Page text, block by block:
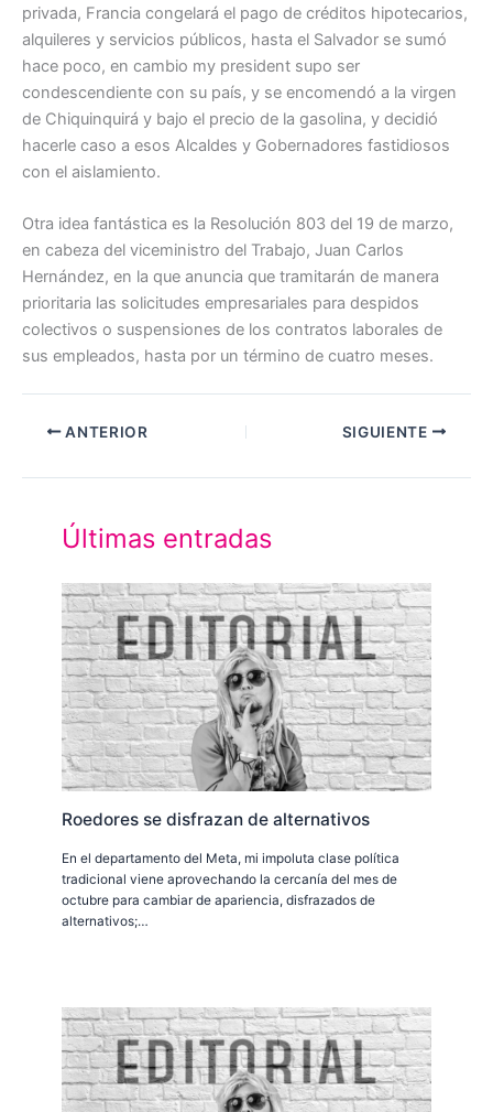
privada, Francia congelará el pago de créditos hipotecarios,
alquileres y servicios públicos, hasta el Salvador se sumó
hace poco, en cambio my president supo ser
condescendiente con su país, y se encomendó a la virgen
de Chiquinquirá y bajo el precio de la gasolina, y decidió
hacerle caso a esos Alcaldes y Gobernadores fastidiosos
con el aislamiento.
Otra idea fantástica es la Resolución 803 del 19 de marzo,
en cabeza del viceministro del Trabajo, Juan Carlos
Hernández, en la que anuncia que tramitarán de manera
prioritaria las solicitudes empresariales para despidos
colectivos o suspensiones de los contratos laborales de
sus empleados, hasta por un término de cuatro meses.
ANTERIOR SIGUIENTE
Últimas entradas
Roedores se disfrazan de alternativos
En el departamento del Meta, mi impoluta clase política
tradicional viene aprovechando la cercanía del mes de
octubre para cambiar de apariencia, disfrazados de
alternativos;…